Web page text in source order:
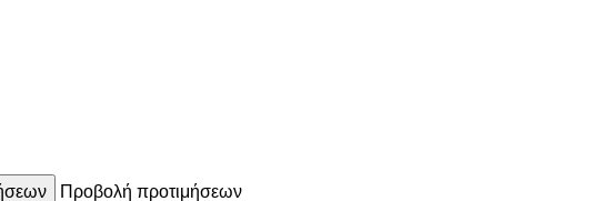
Προβολή προτιμήσεων